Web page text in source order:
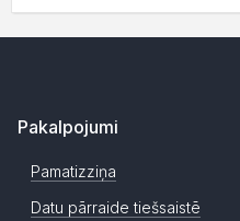
Pakalpojumi
Pamatizziņa
Datu pārraide tiešsaistē